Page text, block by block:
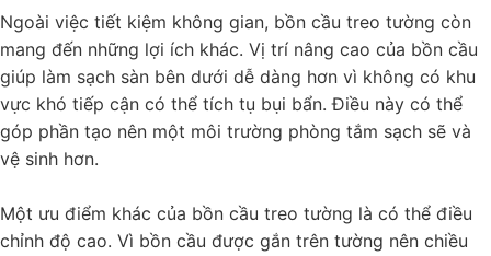
Ngoài việc tiết kiệm không gian, bồn cầu treo tường còn
mang đến những lợi ích khác. Vị trí nâng cao của bồn cầu
giúp làm sạch sàn bên dưới dễ dàng hơn vì không có khu
vực khó tiếp cận có thể tích tụ bụi bẩn. Điều này có thể
góp phần tạo nên một môi trường phòng tắm sạch sẽ và
vệ sinh hơn.
Một ưu điểm khác của bồn cầu treo tường là có thể điều
chỉnh độ cao. Vì bồn cầu được gắn trên tường nên chiều